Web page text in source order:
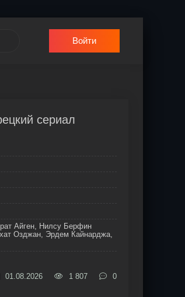
Войти
сериал
Айген, Нилсу Берфин
Озджан, Эрдем Кайнарджа,
01.08.2026 1 807 0